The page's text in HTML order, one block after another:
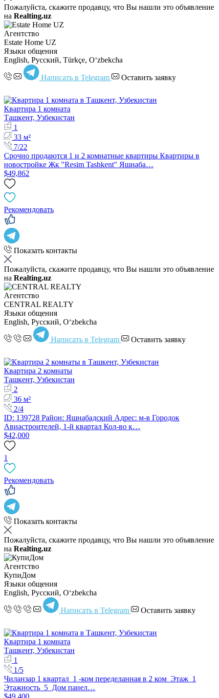
Пожалуйста, скажите продавцу, что Вы нашли это объявление
на Realting.uz
Агентство
Estate Home UZ
Языки общения
English, Русский, Türkçe, Oʻzbekcha
Написать в Telegram Оставить заявку
Квартира 1 комната
Ташкент, Узбекистан
1
33 м²
7/22
Срочно продаются 1 и 2 комнатные квартиры Квартиры в
новостройке Жк "Resim Tashkent" Яшнаба…
$49,862
Рекомендовать
Показать контакты
Пожалуйста, скажите продавцу, что Вы нашли это объявление
на Realting.uz
Агентство
CENTRAL REALTY
Языки общения
English, Русский, Oʻzbekcha
Написать в Telegram Оставить заявку
Квартира 2 комнаты
Ташкент, Узбекистан
2
36 м²
2/4
ID: 139728 Район: Яшнабадский Адрес: м-в Городок
Авиастроителей, 1-й квартал Кол-во к…
$42,000
1
Рекомендовать
Показать контакты
Пожалуйста, скажите продавцу, что Вы нашли это объявление
на Realting.uz
Агентство
КупиДом
Языки общения
English, Русский, Oʻzbekcha
Написать в Telegram Оставить заявку
Квартира 1 комната
Ташкент, Узбекистан
1
1/5
Чиланзар 1 квартал 1 -ком переделанная в 2 ком Этаж 1
Этажность 5 Дом панел…
$49,400